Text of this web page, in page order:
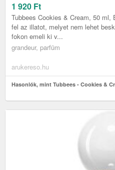
1 920 Ft
Tubbees Cookies & Cream, 50
fel az illatot, melyet nem lehet
fokon emeli ki v...
grandeur, parfüm
arukereso.hu
Hasonlók, mint Tubbees - Cookies &